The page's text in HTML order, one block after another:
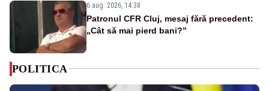
6 aug. 2026, 14:38
Patronul CFR Cluj, mesaj fără precedent:
„Cât să mai pierd bani?”
POLITICA